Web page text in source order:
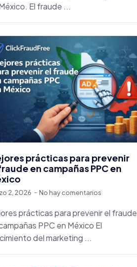
El fraude ...
prácticas para prevenir
en campañas PPC en
2, 2026 No hay comentarios
prácticas para prevenir el fraude
PPC en México El
del marketing ...